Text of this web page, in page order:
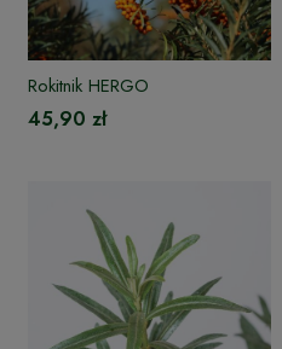
Rokitnik HERGO
45,90 zł